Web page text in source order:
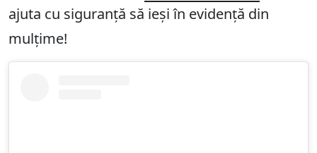
ajuta cu siguranță să ieși în evidență din
mulțime!